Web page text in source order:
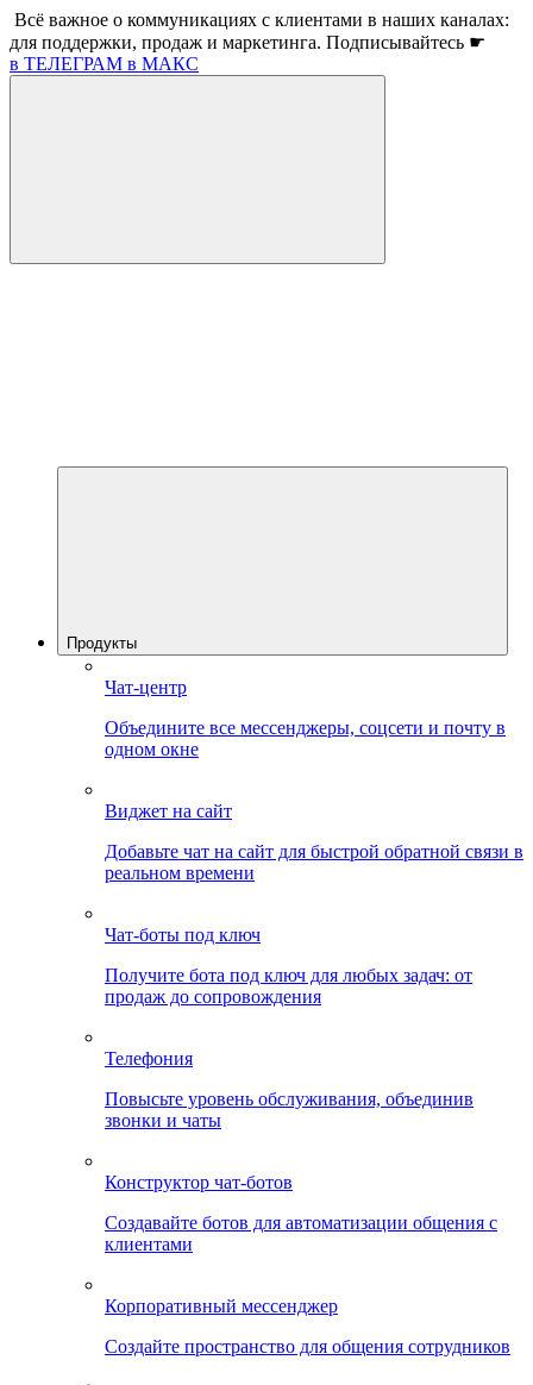
Всё важное о коммуникациях с клиентами в наших каналах:
для поддержки, продаж и маркетинга. Подписывайтесь ☛
в ТЕЛЕГРАМ в МАКС
Продукты
Чат-центр
Объедините все мессенджеры, соцсети и почту в
одном окне
Виджет на сайт
Добавьте чат на сайт для быстрой обратной связи в
реальном времени
Чат-боты под ключ
Получите бота под ключ для любых задач: от
продаж до сопровождения
Телефония
Повысьте уровень обслуживания, объединив
звонки и чаты
Конструктор чат-ботов
Создавайте ботов для автоматизации общения с
клиентами
Корпоративный мессенджер
Создайте пространство для общения сотрудников